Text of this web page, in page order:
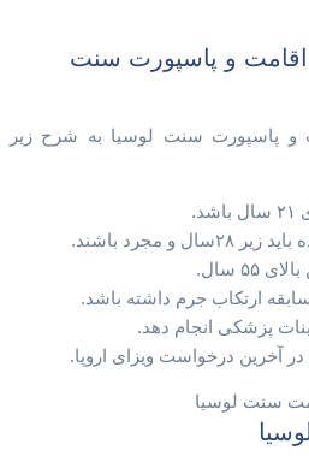
اقامت و پاسپورت سنت
و پاسپورت سنت لوسیا به شرح زیر
و مجرد باشند.
سال.
ارتکاب جرم داشته باشد.
پزشکی انجام دهد.
آخرین درخواست ویزای اروپا.